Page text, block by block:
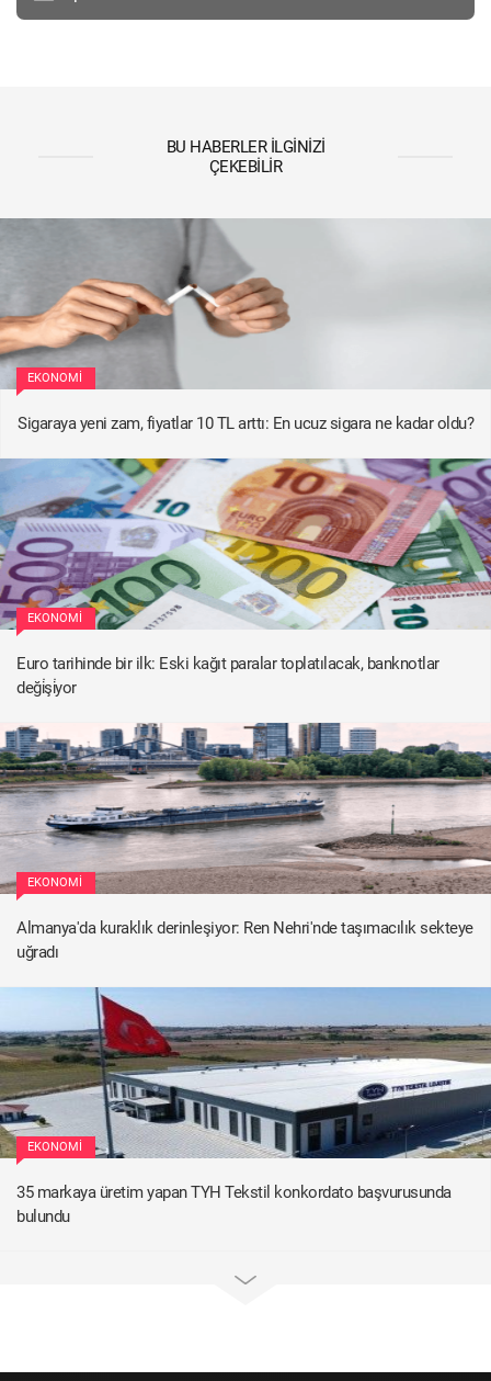
BU HABERLER İLGINIZI
ÇEKEBILIR
EKONOMI
Sigaraya yeni zam, fiyatlar 10 TL arttı: En ucuz sigara ne kadar oldu?
EKONOMI
Euro tarihinde bir ilk: Eski kağıt paralar toplatılacak, banknotlar
deği̇şi̇yor
EKONOMI
Almanya'da kuraklık derinleşiyor: Ren Nehri'nde taşımacılık sekteye
uğradı
EKONOMI
35 markaya üretim yapan TYH Tekstil konkordato başvurusunda
bulundu